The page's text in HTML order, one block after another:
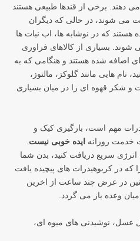
دهند. برخی از قندها طبیعی هستند
می شوند، در حالی که دیگران
که در نوشابه ها، اب نبات ها
بسیاری از کالاهای فراوری
اضافه شده هستند و هنگامی که به
نام هایی مانند گلوکز، مالتوز،
و شکر قهوه ای را در میان بسیاری
مهم است، بارگیری کیک و
خدمت روزانه ایده خوبی نیست
سریع دریافت کنید، بدن شما
که در کربوهیدرات های پیچیده یافت
در عرض چند ساعت از اخرین
وعده باز می گردد.
عسل، نوشیدنی های میوه ای،